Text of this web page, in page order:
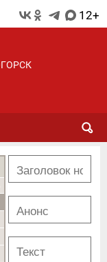
12+